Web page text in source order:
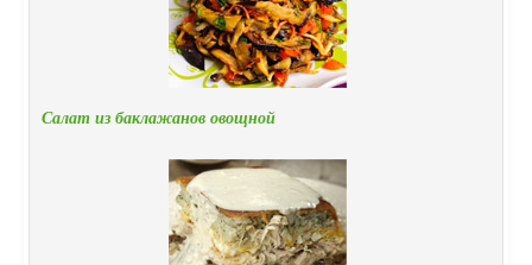
Салат из баклажанов овощной